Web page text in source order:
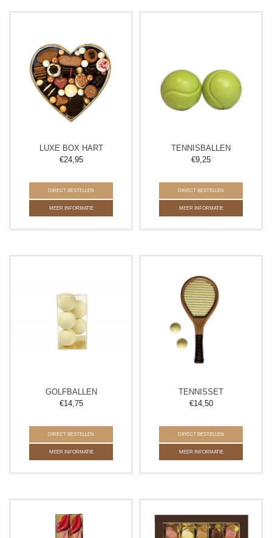
LUXE BOX HART
€24,95
DIRECT BESTELLEN
MEER INFORMATIE
TENNISBALLEN
€9,25
DIRECT BESTELLEN
MEER INFORMATIE
GOLFBALLEN
€14,75
DIRECT BESTELLEN
MEER INFORMATIE
TENNISSET
€14,50
DIRECT BESTELLEN
MEER INFORMATIE